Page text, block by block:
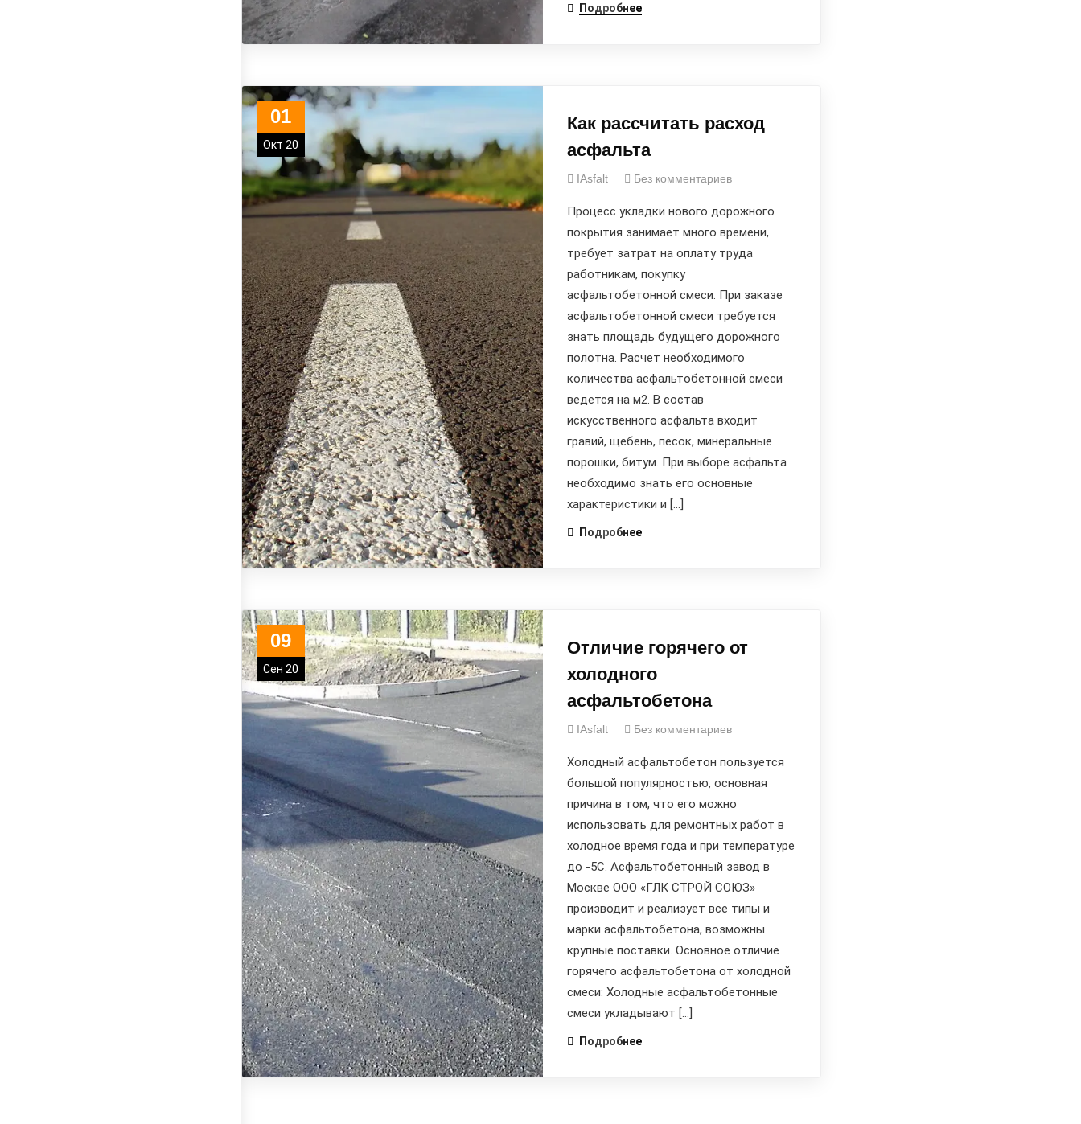
Подробнее
01
Окт 20
Как рассчитать расход
асфальта
IAsfalt Без комментариев
Процесс укладки нового дорожного
покрытия занимает много времени,
требует затрат на оплату труда
работникам, покупку
асфальтобетонной смеси. При заказе
асфальтобетонной смеси требуется
знать площадь будущего дорожного
полотна. Расчет необходимого
количества асфальтобетонной смеси
ведется на м2. В состав
искусственного асфальта входит
гравий, щебень, песок, минеральные
порошки, битум. При выборе асфальта
необходимо знать его основные
характеристики и […]
Подробнее
09
Сен 20
Отличие горячего от
холодного
асфальтобетона
IAsfalt Без комментариев
Холодный асфальтобетон пользуется
большой популярностью, основная
причина в том, что его можно
использовать для ремонтных работ в
холодное время года и при температуре
до -5С. Асфальтобетонный завод в
Москве ООО «ГЛК СТРОЙ СОЮЗ»
производит и реализует все типы и
марки асфальтобетона, возможны
крупные поставки. Основное отличие
горячего асфальтобетона от холодной
смеси: Холодные асфальтобетонные
смеси укладывают […]
Подробнее